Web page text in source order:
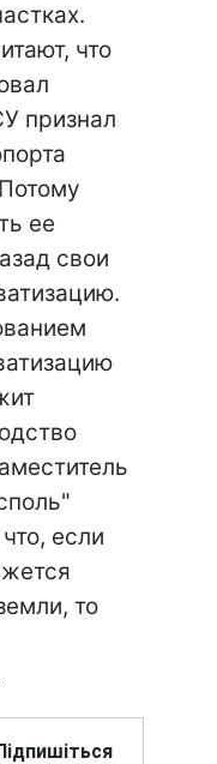
что
признал
ее
свои
если
то